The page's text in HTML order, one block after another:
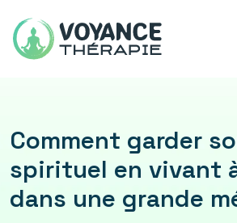
Comment garder
spirituel en vivant
dans une grande